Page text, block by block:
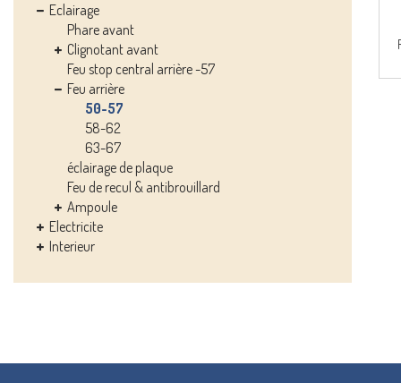
Eclairage
Phare avant
Clignotant avant
Feu stop central arrière -57
Feu arrière
50-57
58-62
63-67
éclairage de plaque
Feu de recul & antibrouillard
Ampoule
Electricite
Interieur